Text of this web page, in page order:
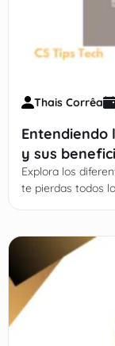
Thais Corrêa
Entendiendo
y sus
Explora los
te pierdas todos